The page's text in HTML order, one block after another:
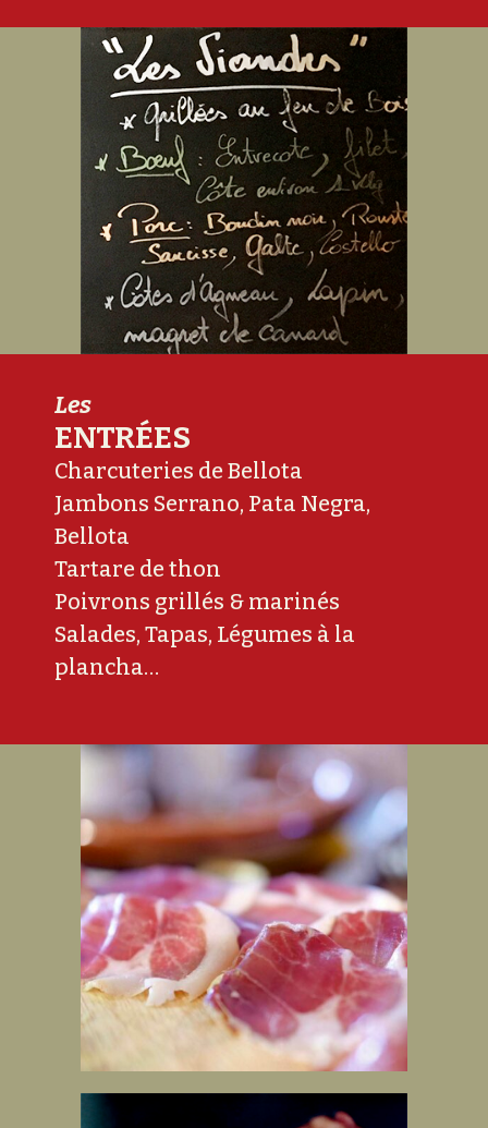
Les
ENTRÉES
Charcuteries de Bellota
Jambons Serrano, Pata Negra,
Bellota
Tartare de thon
Poivrons grillés & marinés
Salades, Tapas, Légumes à la
plancha…